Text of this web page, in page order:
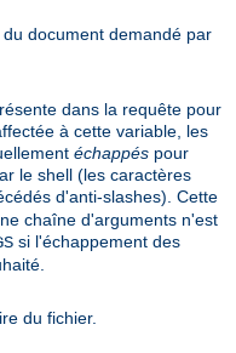
document demandé par
dans la requête pour
à cette variable, les
échappés pour
le shell (les caractères
d'anti-slashes). Cette
chaîne d'arguments n'est
si l'échappement des
du fichier.